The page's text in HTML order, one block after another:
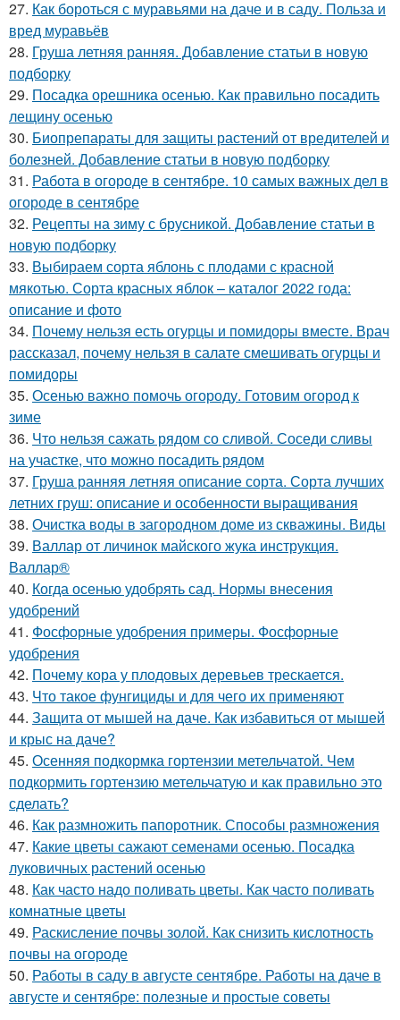
27. Как бороться с муравьями на даче и в саду. Польза и
вред муравьёв
28. Груша летняя ранняя. Добавление статьи в новую
подборку
29. Посадка орешника осенью. Как правильно посадить
лещину осенью
30. Биопрепараты для защиты растений от вредителей и
болезней. Добавление статьи в новую подборку
31. Работа в огороде в сентябре. 10 самых важных дел в
огороде в сентябре
32. Рецепты на зиму с брусникой. Добавление статьи в
новую подборку
33. Выбираем сорта яблонь с плодами с красной
мякотью. Сорта красных яблок – каталог 2022 года:
описание и фото
34. Почему нельзя есть огурцы и помидоры вместе. Врач
рассказал, почему нельзя в салате смешивать огурцы и
помидоры
35. Осенью важно помочь огороду. Готовим огород к
зиме
36. Что нельзя сажать рядом со сливой. Соседи сливы
на участке, что можно посадить рядом
37. Груша ранняя летняя описание сорта. Сорта лучших
летних груш: описание и особенности выращивания
38. Очистка воды в загородном доме из скважины. Виды
39. Валлар от личинок майского жука инструкция.
Валлар®
40. Когда осенью удобрять сад. Нормы внесения
удобрений
41. Фосфорные удобрения примеры. Фосфорные
удобрения
42. Почему кора у плодовых деревьев трескается.
43. Что такое фунгициды и для чего их применяют
44. Защита от мышей на даче. Как избавиться от мышей
и крыс на даче?
45. Осенняя подкормка гортензии метельчатой. Чем
подкормить гортензию метельчатую и как правильно это
сделать?
46. Как размножить папоротник. Способы размножения
47. Какие цветы сажают семенами осенью. Посадка
луковичных растений осенью
48. Как часто надо поливать цветы. Как часто поливать
комнатные цветы
49. Раскисление почвы золой. Как снизить кислотность
почвы на огороде
50. Работы в саду в августе сентябре. Работы на даче в
августе и сентябре: полезные и простые советы